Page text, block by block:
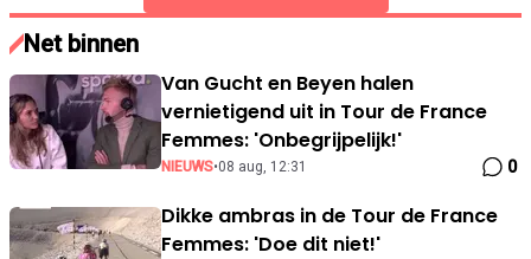
Net binnen
Van Gucht en Beyen halen
vernietigend uit in Tour de France
Femmes: 'Onbegrijpelijk!'
NIEUWS•08 aug, 12:31 0
Dikke ambras in de Tour de France
Femmes: 'Doe dit niet!'